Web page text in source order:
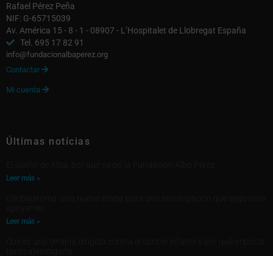
Rafael Pérez Peña
NIF: G-65715039
Av. América 15 - 8 - 1 - 08907 - L’Hospitalet de Llobregat España
Tel. 695 17 82 91
info@fundacionalbaperez.org
Contactar 
Mi cuenta 
Últimas notícias
Leer más »
Leer más »